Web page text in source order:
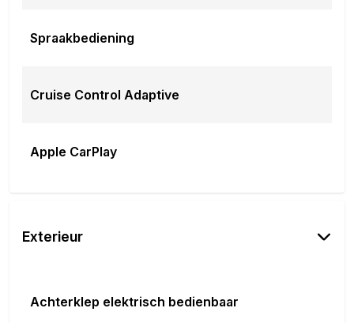
Spraakbediening
Cruise Control Adaptive
Apple CarPlay
Exterieur
Achterklep elektrisch bedienbaar